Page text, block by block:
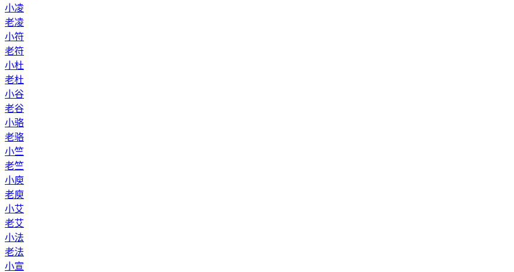
小凌
老凌
小符
老符
小杜
老杜
小谷
老谷
小骆
老骆
小竺
老竺
小庾
老庾
小艾
老艾
小法
老法
小宣